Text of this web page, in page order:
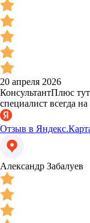
20 апреля 2026
КонсультантПлюс
специалист всегда на
Отзыв в
Александр Забалуев